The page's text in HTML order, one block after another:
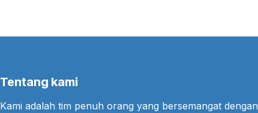
Tentang kami
Kami adalah tim penuh orang yang bersemangat dengan